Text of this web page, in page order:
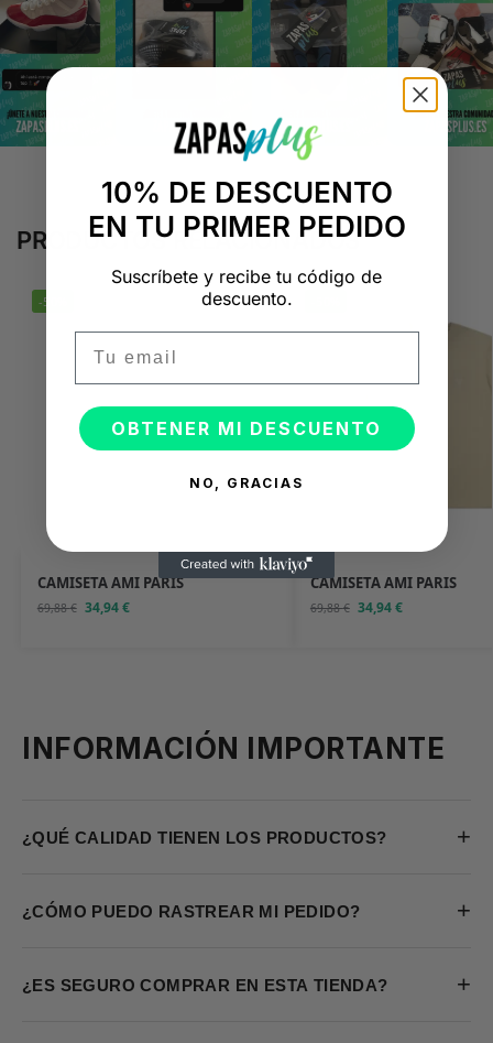
PRODUCTOS RELACIONADOS
-50%
CAMISETA AMI PARIS
69,88€ 34,94€
CAMISETA AMI PARIS
69,88€ 34,94€
INFORMACIÓN IMPORTANTE
¿QUÉ CALIDAD TIENEN LOS PRODUCTOS? +
¿CÓMO PUEDO RASTREAR MI PEDIDO? +
¿ES SEGURO COMPRAR EN ESTA TIENDA? +
10% DE DESCUENTO
EN TU PRIMER PEDIDO
Suscríbete y recibe tu código de
descuento.
OBTENER MI DESCUENTO
NO, GRACIAS